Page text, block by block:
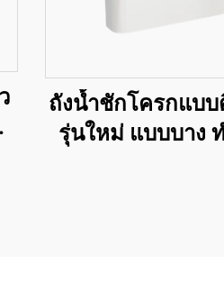
ถังน้ำชักโครกแบ
รุ่นใหม่ แบบบาง